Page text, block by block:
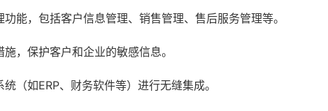
能，包括客户信息管理、销售管理、售后服务管理等。
，保护客户和企业的敏感信息。
（如ERP、财务软件等）进行无缝集成。